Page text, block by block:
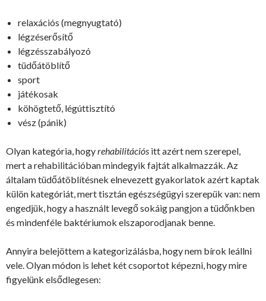
relaxációs (megnyugtató)
légzéserősítő
légzésszabályozó
tüdőátöblítő
sport
játékosak
köhögtető, légúttisztító
vész (pánik)
Olyan kategória, hogyrehabilitációs itt azért nem szerepel,
mert a rehabilitációban mindegyik fajtát alkalmazzák. Az
általam tüdőátöblítésnek elnevezett gyakorlatok azért kaptak
külön kategóriát, mert tisztán egészségügyi szerepük van: nem
engedjük, hogy a használt levegő sokáig pangjon a tüdőnkben
és mindenféle baktériumok elszaporodjanak benne.
Annyira belejöttem a kategorizálásba, hogy nem bírok leállni
vele. Olyan módon is lehet két csoportot képezni, hogy mire
figyelünk elsődlegesen: